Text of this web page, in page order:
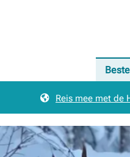
Reis mee met de